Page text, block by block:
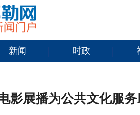
新闻 时政
影展播为公共文化服